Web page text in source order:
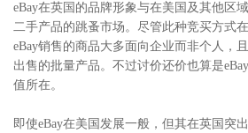
eBay在英国的品牌形象与在美国及其他区
二手产品的跳蚤市场。尽管此种竞买方式
eBay销售的商品大多面向企业而非个人，
出售的批量产品。不过讨价还价也算是
值所在。
即使eBay在美国发展一般，但其在英国突